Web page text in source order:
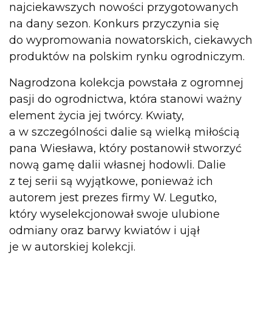
najciekawszych nowości przygotowanych
na dany sezon. Konkurs przyczynia się
do wypromowania nowatorskich, ciekawych
produktów na polskim rynku ogrodniczym.
Nagrodzona kolekcja powstała z ogromnej
pasji do ogrodnictwa, która stanowi ważny
element życia jej twórcy. Kwiaty,
a w szczególności dalie są wielką miłością
pana Wiesława, który postanowił stworzyć
nową gamę dalii własnej hodowli. Dalie
z tej serii są wyjątkowe, ponieważ ich
autorem jest prezes firmy W. Legutko,
który wyselekcjonował swoje ulubione
odmiany oraz barwy kwiatów i ujął
je w autorskiej kolekcji.